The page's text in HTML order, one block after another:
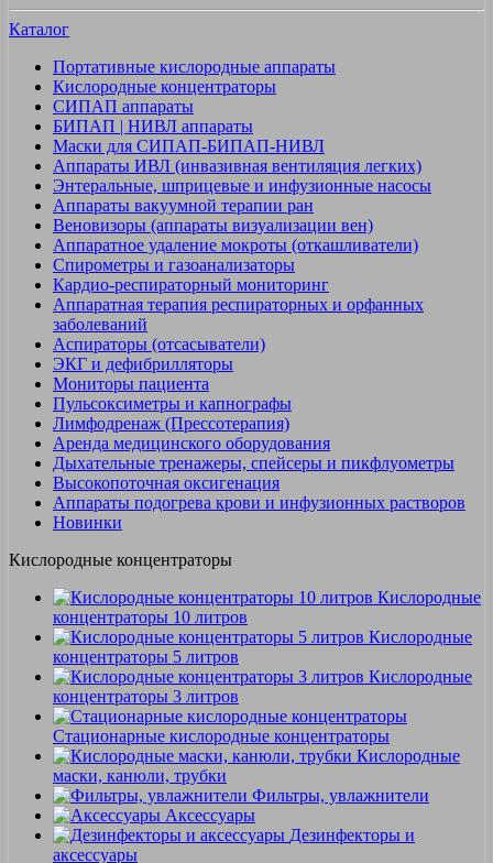
Каталог
Портативные кислородные аппараты
Кислородные концентраторы
СИПАП аппараты
БИПАП | НИВЛ аппараты
Маски для СИПАП-БИПАП-НИВЛ
Аппараты ИВЛ (инвазивная вентиляция легких)
Энтеральные, шприцевые и инфузионные насосы
Аппараты вакуумной терапии ран
Веновизоры (аппараты визуализации вен)
Аппаратное удаление мокроты (откашливатели)
Спирометры и газоанализаторы
Кардио-респираторный мониторинг
Аппаратная терапия респираторных и орфанных
заболеваний
Аспираторы (отсасыватели)
ЭКГ и дефибрилляторы
Мониторы пациента
Пульсоксиметры и капнографы
Лимфодренаж (Прессотерапия)
Аренда медицинского оборудования
Дыхательные тренажеры, спейсеры и пикфлуометры
Высокопоточная оксигенация
Аппараты подогрева крови и инфузионных растворов
Новинки
Кислородные концентраторы
Кислородные
концентраторы 10 литров
Кислородные
концентраторы 5 литров
Кислородные
концентраторы 3 литров
Стационарные кислородные концентраторы
Кислородные
маски, канюли, трубки
Фильтры, увлажнители
Аксессуары
Дезинфекторы и
аксессуары